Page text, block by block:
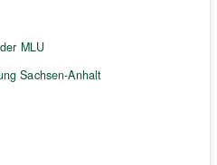
MLU
Sachsen-Anhalt